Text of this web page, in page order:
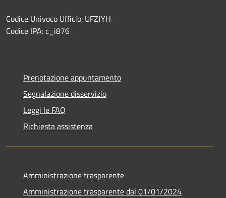
Codice Univoco Ufficio: UFZJYH
Codice IPA: c_i876
Prenotazione appuntamento
Segnalazione disservizio
Leggi le FAQ
Richiesta assistenza
Amministrazione trasparente
Amministrazione trasparente dal 01/01/2024